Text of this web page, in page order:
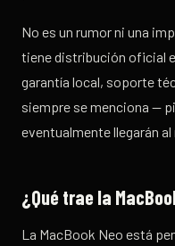
No es un rumor ni una
tiene distribución oficial
garantía local, soporte
siempre se menciona —
eventualmente llegarán
¿Qué trae la
La MacBook Neo está